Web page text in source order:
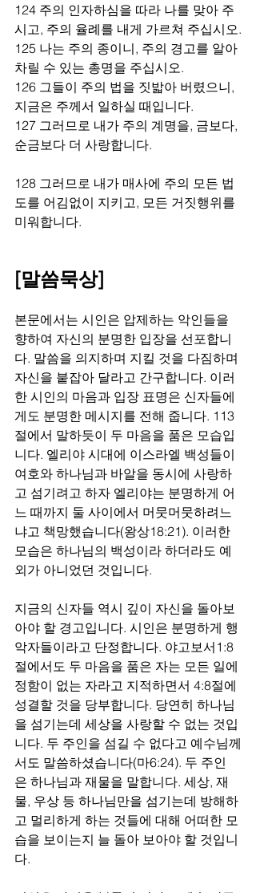
124 주의 인자하심을 따라 나를 맞아 주
시고, 주의 율례를 내게 가르쳐 주십시오.
125 나는 주의 종이니, 주의 경고를 알아
차릴 수 있는 총명을 주십시오.
126 그들이 주의 법을 짓밟아 버렸으니,
지금은 주께서 일하실 때입니다.
127 그러므로 내가 주의 계명을, 금보다,
순금보다 더 사랑합니다.
128 그러므로 내가 매사에 주의 모든 법
도를 어김없이 지키고, 모든 거짓행위를
미워합니다.
[말씀묵상]
본문에서는 시인은 압제하는 악인들을
향하여 자신의 분명한 입장을 선포합니
다. 말씀을 의지하며 지킬 것을 다짐하며
자신을 붙잡아 달라고 간구합니다. 이러
한 시인의 마음과 입장 표명은 신자들에
게도 분명한 메시지를 전해 줍니다. 113
절에서 말하듯이 두 마음을 품은 모습입
니다. 엘리야 시대에 이스라엘 백성들이
여호와 하나님과 바알을 동시에 사랑하
고 섬기려고 하자 엘리야는 분명하게 어
느 때까지 둘 사이에서 머뭇머뭇하려느
냐고 책망했습니다(왕상18:21). 이러한
모습은 하나님의 백성이라 하더라도 예
외가 아니었던 것입니다.
지금의 신자들 역시 깊이 자신을 돌아보
아야 할 경고입니다. 시인은 분명하게 행
악자들이라고 단정합니다. 야고보서1:8
절에서도 두 마음을 품은 자는 모든 일에
정함이 없는 자라고 지적하면서 4:8절에
성결할 것을 당부합니다. 당연히 하나님
을 섬기는데 세상을 사랑할 수 없는 것입
니다. 두 주인을 섬길 수 없다고 예수님께
서도 말씀하셨습니다(마6:24). 두 주인
은 하나님과 재물을 말합니다. 세상, 재
물, 우상 등 하나님만을 섬기는데 방해하
고 멀리하게 하는 것들에 대해 어떠한 모
습을 보이는지 늘 돌아 보아야 할 것입니
다.